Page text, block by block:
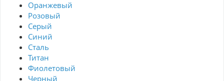
Оранжевый
Розовый
Серый
Синий
Сталь
Титан
Фиолетовый
Черный